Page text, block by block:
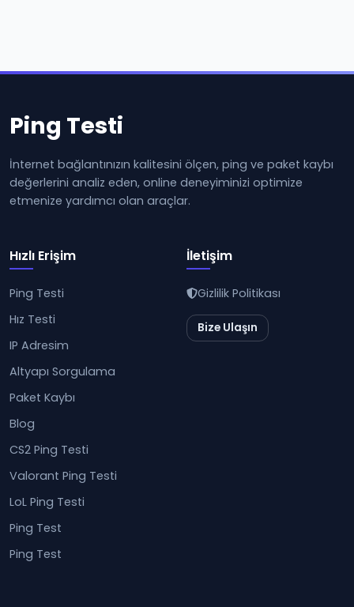
Ping Testi
İnternet bağlantınızın kalitesini ölçen, ping ve paket kaybı
değerlerini analiz eden, online deneyiminizi optimize
etmenize yardımcı olan araçlar.
Hızlı Erişim
Ping Testi
Hız Testi
IP Adresim
Altyapı Sorgulama
Paket Kaybı
Blog
CS2 Ping Testi
Valorant Ping Testi
LoL Ping Testi
Ping Test
Ping Test
İletişim
Gizlilik Politikası
Bize Ulaşın